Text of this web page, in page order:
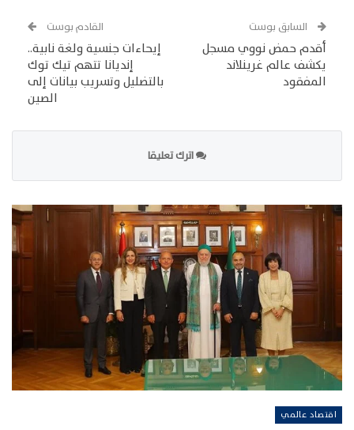
السابق بوست
أقدم حمض نووي مسجل
يكشف عالم غرينلاند
المفقود
القادم بوست
إيحاءات جنسية ولغة نابية..
إنديانا تتهم تيك توك
بالتضليل وتسريب بيانات إلى
الصين
اترك تعليقا
اقتصاد عالمي